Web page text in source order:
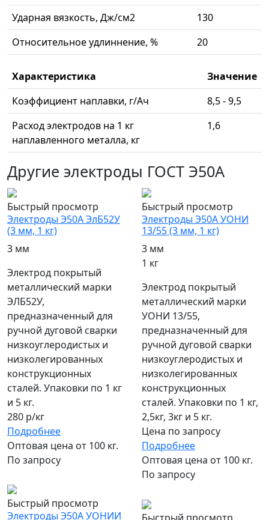
Ударная вязкость, Дж/см2
130
Относительное удлиннение, %
20
Характеристика
Значение
Коэффициент наплавки, г/Ач
8,5 - 9,5
Расход электродов на 1 кг
наплавленного металла, кг
1,6
Другие электроды ГОСТ Э50А
Быстрый просмотр
Электроды Э50А ЭлБ52У
(3 мм, 1 кг)
3 мм
Электрод покрытый
металлический марки
ЭЛБ52У,
предназначенный для
ручной дуговой сварки
низкоуглеродистых и
низколегированных
конструкционных
сталей. Упаковки по 1 кг
и 5 кг.
280 р/кг
Подробнее
Оптовая цена от 100 кг.
По запросу
Быстрый просмотр
Электроды Э50А УОНИ
13/55 (3 мм, 1 кг)
3 мм
1 кг
Электрод покрытый
металлический марки
УОНИ 13/55,
предназначенный для
ручной дуговой сварки
низкоуглеродистых и
низколегированных
конструкционных
сталей. Упаковки по 1 кг,
2,5кг, 3кг и 5 кг.
Цена по запросу
Подробнее
Оптовая цена от 100 кг.
По запросу
Быстрый просмотр
Электроды Э50А УОНИИ